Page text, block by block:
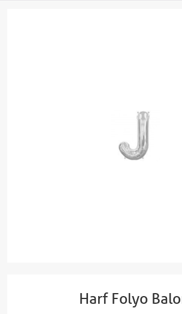
Harf Folyo